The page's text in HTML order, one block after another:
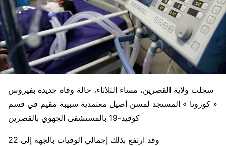
سجلت ولاية القصرين، مساء الثلاثاء، حالة وفاة جديدة بفيروس
« كورونا » المستجد لمسن أصيل معتمدية سبيبة مقيم في قسم
كوفيد-19 بالمستشفى الجهوي بالقصرين
وقد ارتفع بذلك إجمالي الوفيات بالجهة إلى 22